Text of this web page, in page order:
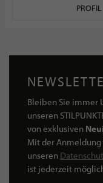
PROFIL
Bleiben Sie immer
unseren
von exklusiven
Mit der
unseren
ist jederzeit